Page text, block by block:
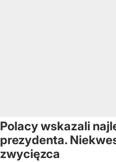
Polacy wskazali
prezydenta.
zwycięzca